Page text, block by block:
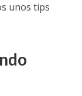
unos tips